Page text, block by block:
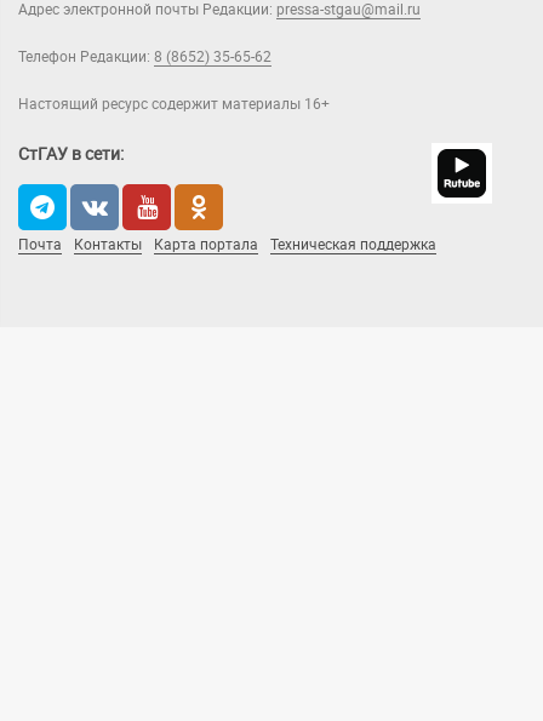
Адрес электронной почты Редакции: pressa-stgau@mail.ru
Телефон Редакции: 8 (8652) 35-65-62
Настоящий ресурс содержит материалы 16+
СтГАУ в сети:
Почта Контакты Карта портала Техническая поддержка